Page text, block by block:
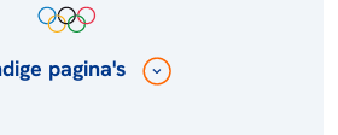
pagina's